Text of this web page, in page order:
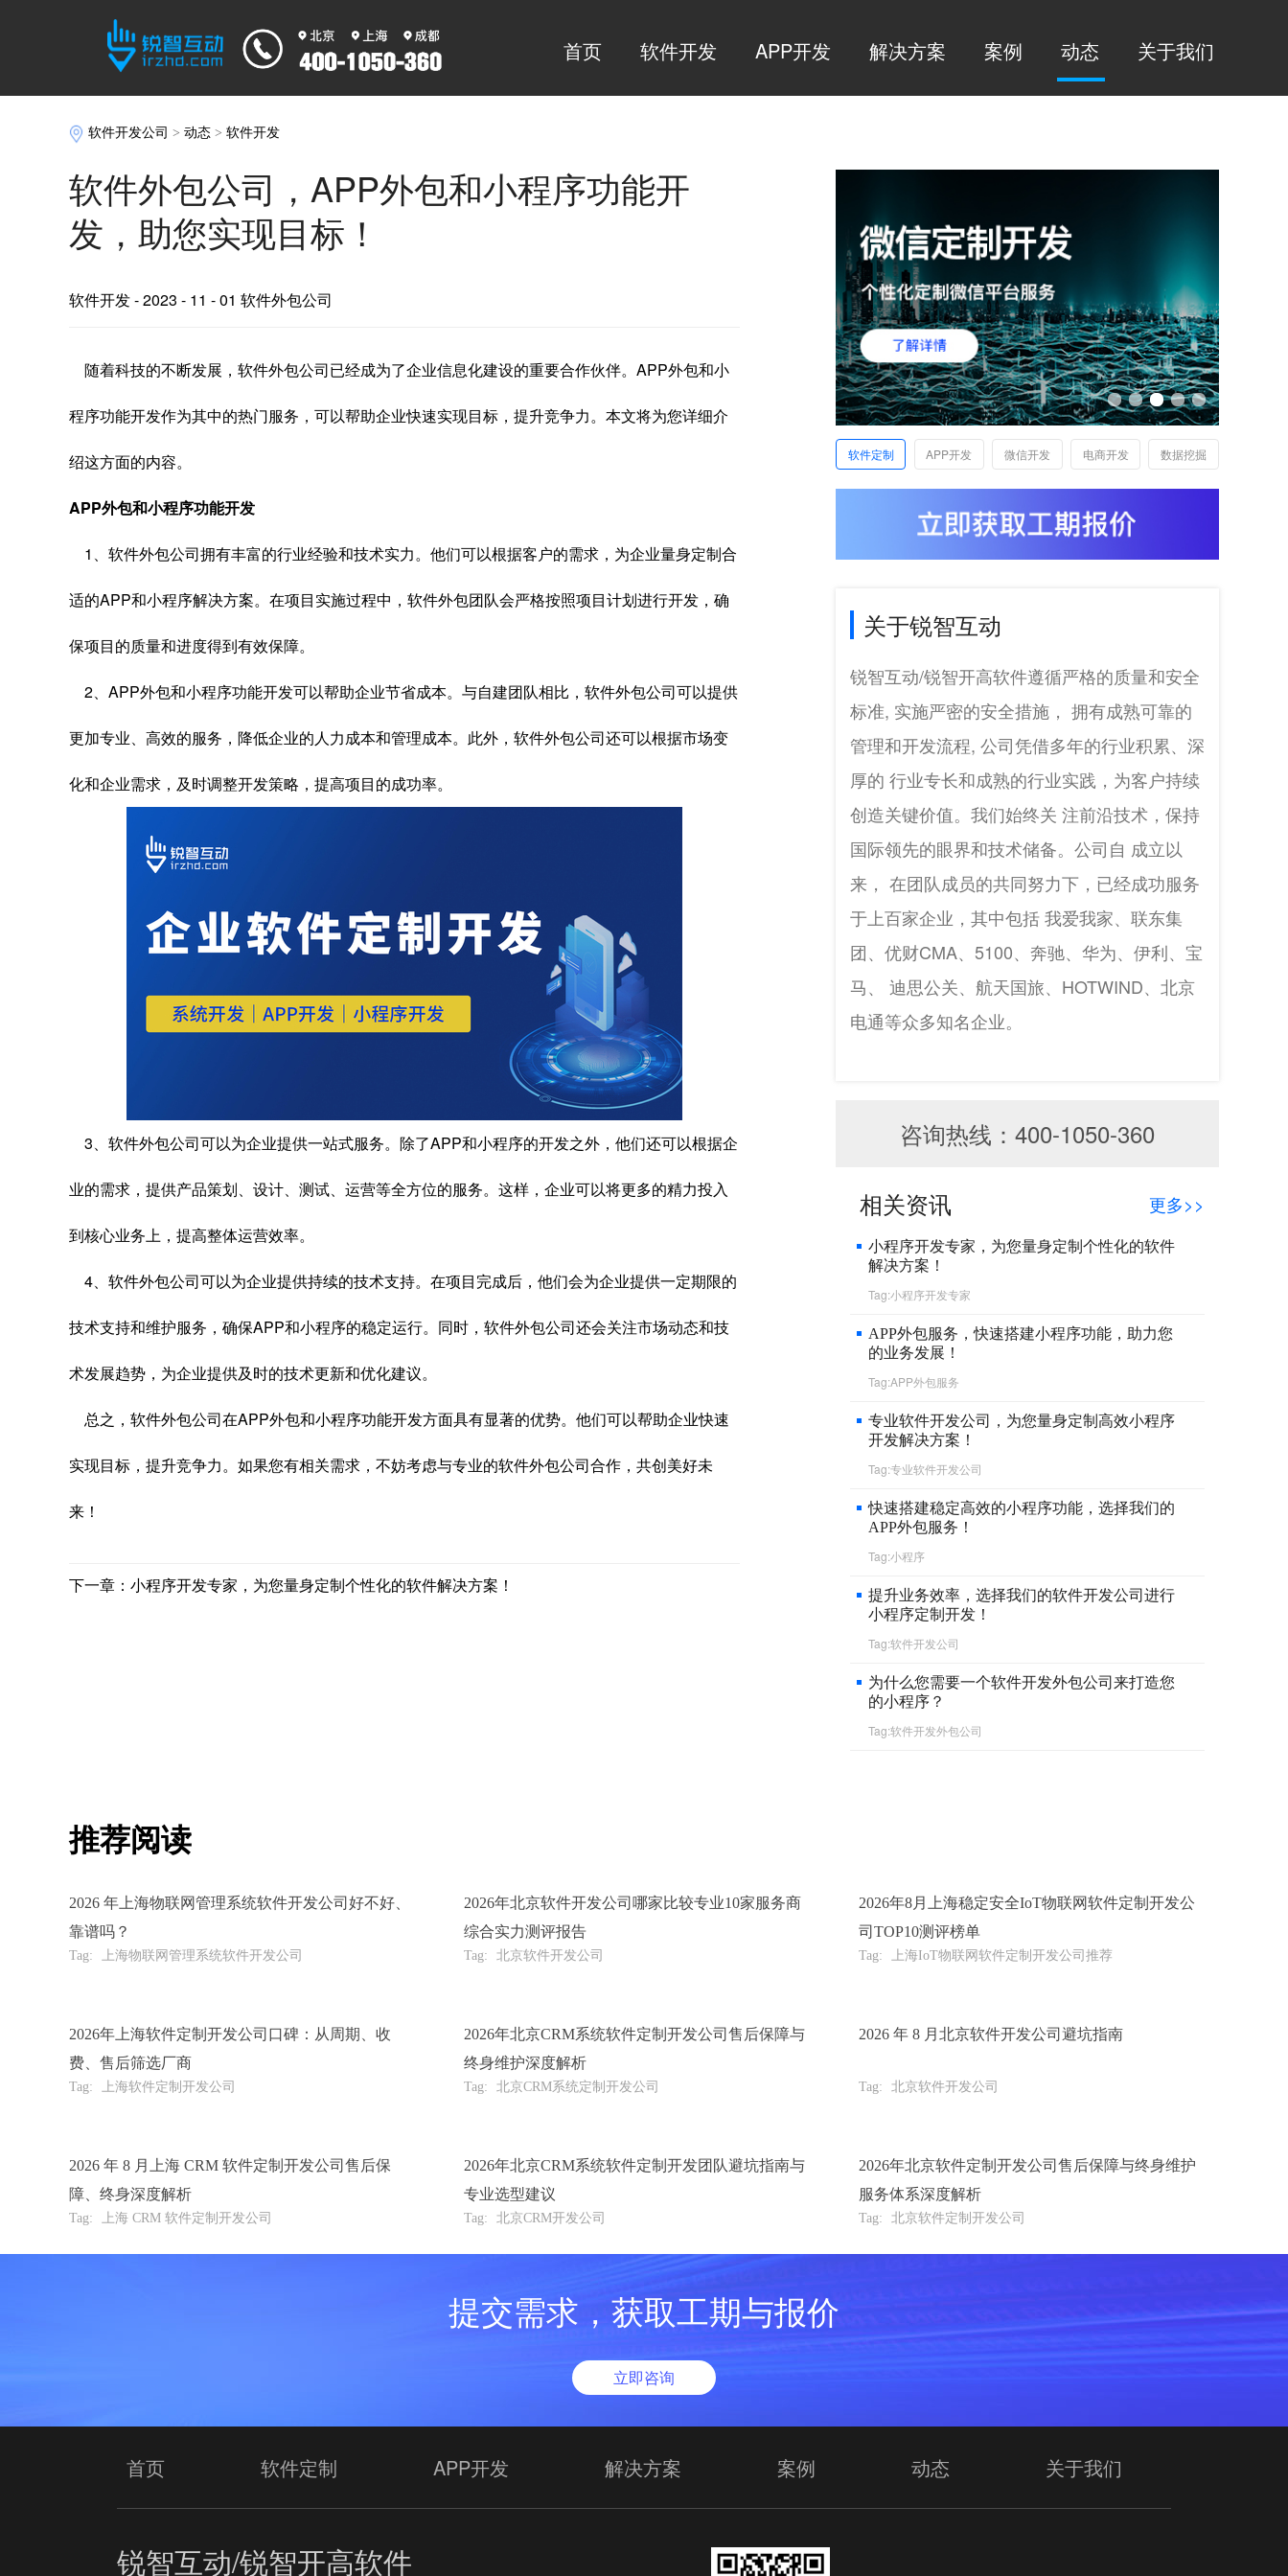
首页 软件开发 APP开发 解决方案 案例 动态 关于我们
软件开发公司 >动态 >软件开发
软件外包公司，APP外包和小程序功能开
发，助您实现目标！
软件开发- 2023 - 11 - 01 软件外包公司
随着科技的不断发展，软件外包公司已经成为了企业信息化建设的重要合作伙伴。APP外包和小
程序功能开发作为其中的热门服务，可以帮助企业快速实现目标，提升竞争力。本文将为您详细介
绍这方面的内容。
APP外包和小程序功能开发
1、软件外包公司拥有丰富的行业经验和技术实力。他们可以根据客户的需求，为企业量身定制合
适的APP和小程序解决方案。在项目实施过程中，软件外包团队会严格按照项目计划进行开发，确
保项目的质量和进度得到有效保障。
2、APP外包和小程序功能开发可以帮助企业节省成本。与自建团队相比，软件外包公司可以提供
更加专业、高效的服务，降低企业的人力成本和管理成本。此外，软件外包公司还可以根据市场变
化和企业需求，及时调整开发策略，提高项目的成功率。
3、软件外包公司可以为企业提供一站式服务。除了APP和小程序的开发之外，他们还可以根据企
业的需求，提供产品策划、设计、测试、运营等全方位的服务。这样，企业可以将更多的精力投入
到核心业务上，提高整体运营效率。
4、软件外包公司可以为企业提供持续的技术支持。在项目完成后，他们会为企业提供一定期限的
技术支持和维护服务，确保APP和小程序的稳定运行。同时，软件外包公司还会关注市场动态和技
术发展趋势，为企业提供及时的技术更新和优化建议。
总之，软件外包公司在APP外包和小程序功能开发方面具有显著的优势。他们可以帮助企业快速
实现目标，提升竞争力。如果您有相关需求，不妨考虑与专业的软件外包公司合作，共创美好未
来！
下一章：小程序开发专家，为您量身定制个性化的软件解决方案！
软件定制 APP开发 微信开发 电商开发 数据挖掘
关于锐智互动
锐智互动/锐智开高软件遵循严格的质量和安全
标准, 实施严密的安全措施， 拥有成熟可靠的
管理和开发流程, 公司凭借多年的行业积累、深
厚的 行业专长和成熟的行业实践，为客户持续
创造关键价值。我们始终关 注前沿技术，保持
国际领先的眼界和技术储备。公司自 成立以
来， 在团队成员的共同努力下，已经成功服务
于上百家企业，其中包括 我爱我家、联东集
团、优财CMA、5100、奔驰、华为、伊利、宝
马、 迪思公关、航天国旅、HOTWIND、北京
电通等众多知名企业。
咨询热线：400-1050-360
相关资讯 更多>>
小程序开发专家，为您量身定制个性化的软件
解决方案！
Tag:小程序开发专家
APP外包服务，快速搭建小程序功能，助力您
的业务发展！
Tag:APP外包服务
专业软件开发公司，为您量身定制高效小程序
开发解决方案！
Tag:专业软件开发公司
快速搭建稳定高效的小程序功能，选择我们的
APP外包服务！
Tag:小程序
提升业务效率，选择我们的软件开发公司进行
小程序定制开发！
Tag:软件开发公司
为什么您需要一个软件开发外包公司来打造您
的小程序？
Tag:软件开发外包公司
推荐阅读
2026 年上海物联网管理系统软件开发公司好不好、
靠谱吗？
Tag: 上海物联网管理系统软件开发公司
2026年北京软件开发公司哪家比较专业10家服务商
综合实力测评报告
Tag: 北京软件开发公司
2026年8月上海稳定安全IoT物联网软件定制开发公
司TOP10测评榜单
Tag: 上海IoT物联网软件定制开发公司推荐
2026年上海软件定制开发公司口碑：从周期、收
费、售后筛选厂商
Tag: 上海软件定制开发公司
2026年北京CRM系统软件定制开发公司售后保障与
终身维护深度解析
Tag: 北京CRM系统定制开发公司
2026 年 8 月北京软件开发公司避坑指南
Tag: 北京软件开发公司
2026 年 8 月上海 CRM 软件定制开发公司售后保
障、终身深度解析
Tag: 上海 CRM 软件定制开发公司
2026年北京CRM系统软件定制开发团队避坑指南与
专业选型建议
Tag: 北京CRM开发公司
2026年北京软件定制开发公司售后保障与终身维护
服务体系深度解析
Tag: 北京软件定制开发公司
提交需求，获取工期与报价
立即咨询
首页 软件定制 APP开发 解决方案 案例 动态 关于我们
锐智互动/锐智开高软件